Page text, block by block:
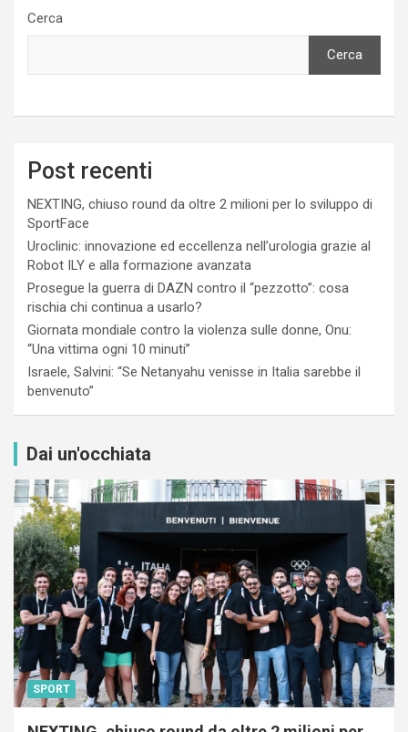
Cerca
Cerca
Post recenti
NEXTING, chiuso round da oltre 2 milioni per lo sviluppo di
SportFace
Uroclinic: innovazione ed eccellenza nell’urologia grazie al
Robot ILY e alla formazione avanzata
Prosegue la guerra di DAZN contro il “pezzotto”: cosa
rischia chi continua a usarlo?
Giornata mondiale contro la violenza sulle donne, Onu:
“Una vittima ogni 10 minuti”
Israele, Salvini: “Se Netanyahu venisse in Italia sarebbe il
benvenuto”
Dai un'occhiata
SPORT